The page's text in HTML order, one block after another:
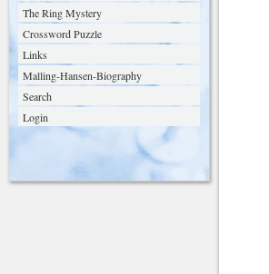
The Ring Mystery
Crossword Puzzle
Links
Malling-Hansen-Biography
Search
Login